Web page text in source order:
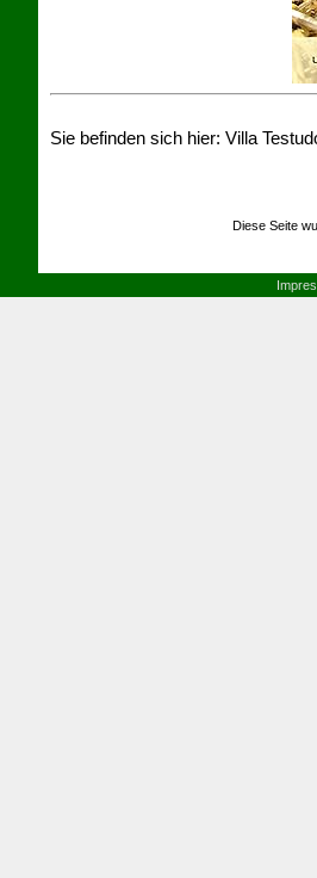
Sie befinden sich hier: Villa
Diese Seite